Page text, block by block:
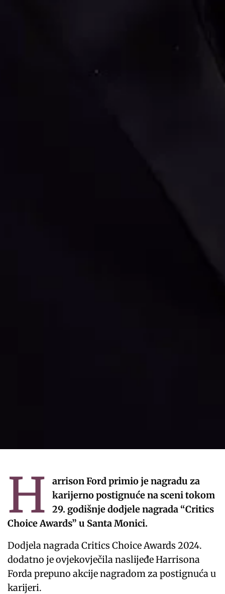
H
arrison Ford primio je nagradu za
karijerno postignuće na sceni tokom
29. godišnje dodjele nagrada “Critics
Choice Awards” u Santa Monici.
Dodjela nagrada Critics Choice Awards 2024.
dodatno je ovjekovječila naslijeđe Harrisona
Forda prepuno akcije nagradom za postignuća u
karijeri.